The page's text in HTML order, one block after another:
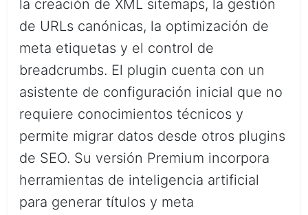
la creación de XML sitemaps, la gestión
de URLs canónicas, la optimización de
meta etiquetas y el control de
breadcrumbs. El plugin cuenta con un
asistente de configuración inicial que no
requiere conocimientos técnicos y
permite migrar datos desde otros plugins
de SEO. Su versión Premium incorpora
herramientas de inteligencia artificial
para generar títulos y meta